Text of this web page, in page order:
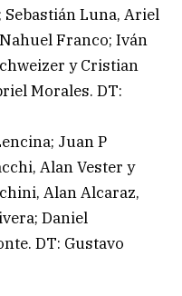
Sebastián Luna, Ariel
Franco; Iván
y Cristian
Morales. DT:
Juan P
Alan Vester y
Alan Alcaraz,
Daniel
DT: Gustavo